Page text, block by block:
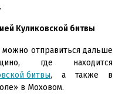
Куликовской битвы
отправиться дальше
где находится
битвы, а также в
в Моховом.